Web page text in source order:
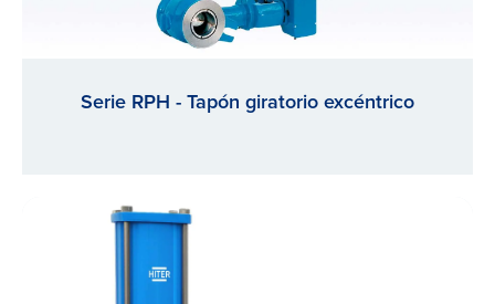
Serie RPH - Tapón giratorio excéntrico